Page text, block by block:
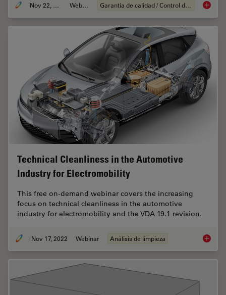
Nov 22, 2022 Webinar Garantía de calidad / Control de calidad
Technical Cleanliness in the Automotive
Industry for Electromobility
This free on-demand webinar covers the increasing
focus on technical cleanliness in the automotive
industry for electromobility and the VDA 19.1 revision.
Nov 17, 2022 Webinar Análisis de limpieza